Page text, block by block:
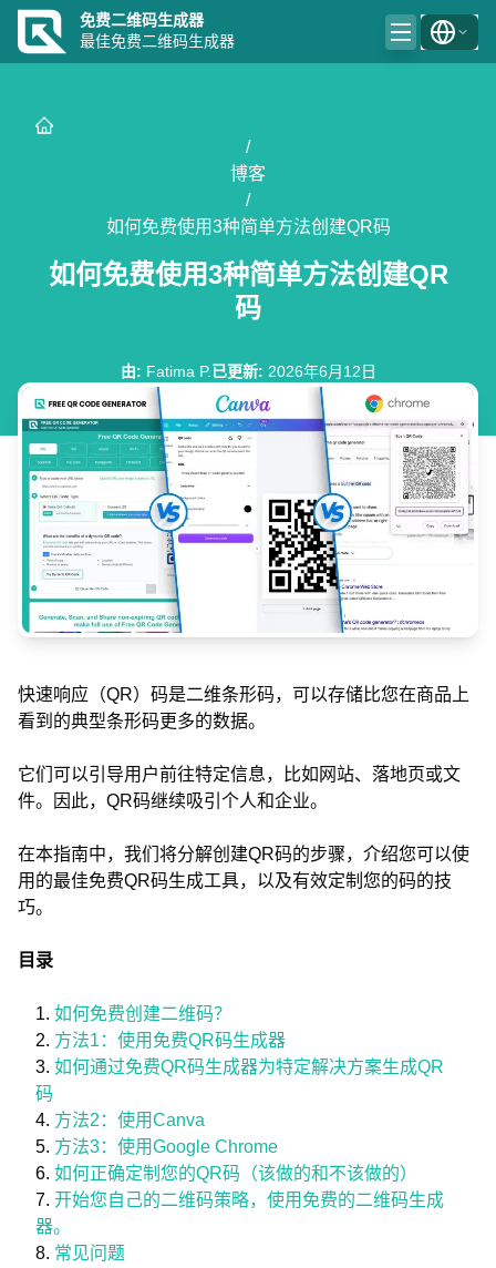
免费二维码生成器
最佳免费二维码生成器
/
博客
/
如何免费使用3种简单方法创建QR码
如何免费使用3种简单方法创建QR
码
由: Fatima P.已更新: 2026年6月12日
快速响应（QR）码是二维条形码，可以存储比您在商品上
看到的典型条形码更多的数据。
它们可以引导用户前往特定信息，比如网站、落地页或文
件。因此，QR码继续吸引个人和企业。
在本指南中，我们将分解创建QR码的步骤，介绍您可以使
用的最佳免费QR码生成工具，以及有效定制您的码的技
巧。
目录
如何免费创建二维码？
方法1：使用免费QR码生成器
如何通过免费QR码生成器为特定解决方案生成QR
码
方法2：使用Canva
方法3：使用Google Chrome
如何正确定制您的QR码（该做的和不该做的）
开始您自己的二维码策略，使用免费的二维码生成
器。
常见问题